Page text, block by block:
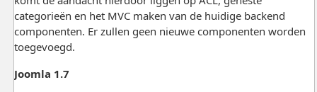
categorieën en het MVC maken van de huidige backend
componenten. Er zullen geen nieuwe componenten worden
toegevoegd.
Joomla 1.7